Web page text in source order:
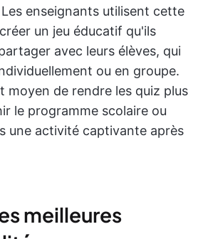
enseignants utilisent cette
un jeu éducatif qu'ils
avec leurs élèves, qui
ou en groupe.
moyen de rendre les quiz plus
le programme scolaire ou
une activité captivante après
meilleures